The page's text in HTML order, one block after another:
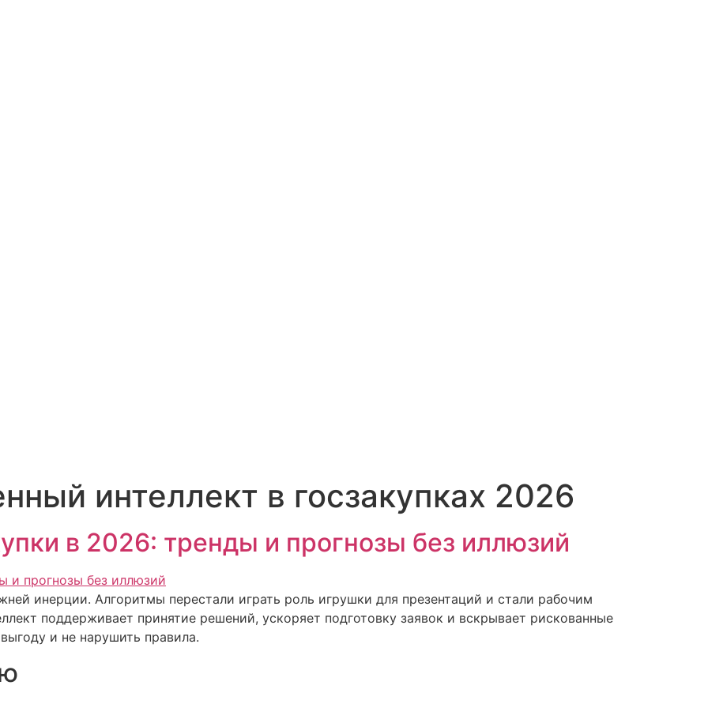
интеллект в госзакупках 2026
в 2026: тренды и прогнозы без иллюзий
инерции. Алгоритмы перестали играть роль игрушки для презентаций и стали рабочим
поддерживает принятие решений, ускоряет подготовку заявок и вскрывает рискованные
и не нарушить правила.